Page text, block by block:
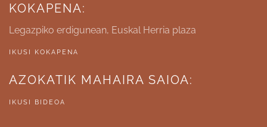
KOKAPENA:
Legazpiko erdigunean, Euskal Herria plaza
IKUSI KOKAPENA
AZOKATIK MAHAIRA SAIOA:
IKUSI BIDEOA